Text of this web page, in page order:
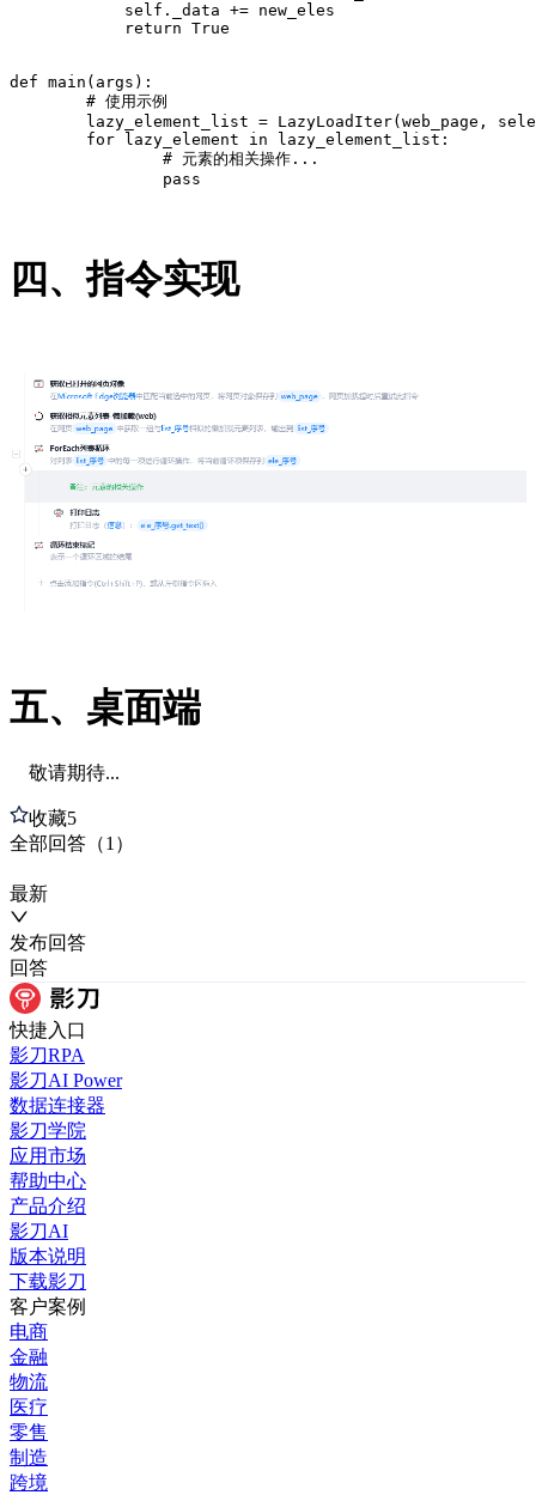
            self._data += new_eles
            return True
def main(args):
四、指令实现
五、桌面端
敬请期待...
收藏5
全部回答 （1 ）
最新
发布回答
回答
快捷入口
影刀RPA
影刀AI Power
数据连接器
影刀学院
应用市场
帮助中心
产品介绍
影刀AI
版本说明
下载影刀
客户案例
电商
金融
物流
医疗
零售
制造
跨境